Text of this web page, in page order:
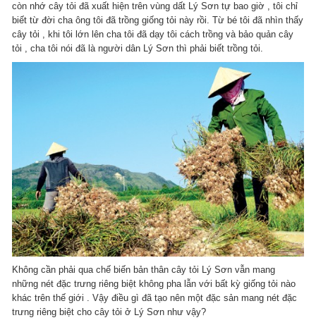
còn nhớ cây tỏi đã xuất hiện trên vùng dất Lý Sơn tự bao giờ , tôi chỉ
biết từ đời cha ông tôi đã trồng giống tỏi này rồi. Từ bé tôi đã nhìn thấy
cây tỏi , khi tôi lớn lên cha tôi đã dạy tôi cách trồng và bảo quản cây
tỏi , cha tôi nói đã là người dân Lý Sơn thì phải biết trồng tỏi.
Không cần phải qua chế biến bản thân cây tỏi Lý Sơn vẫn mang
những nét đặc trưng riêng biệt không pha lẫn với bất kỳ giống tỏi nào
khác trên thế giới . Vậy điều gì đã tạo nên một đặc sản mang nét đặc
trưng riêng biệt cho cây tỏi ở Lý Sơn như vậy?